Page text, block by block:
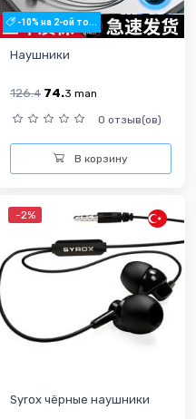
-10% на 2-ой то...
Наушники
126.4 74.3 man
0 отзыв(ов)
В корзину
-2%
Syrox чёрные наушники